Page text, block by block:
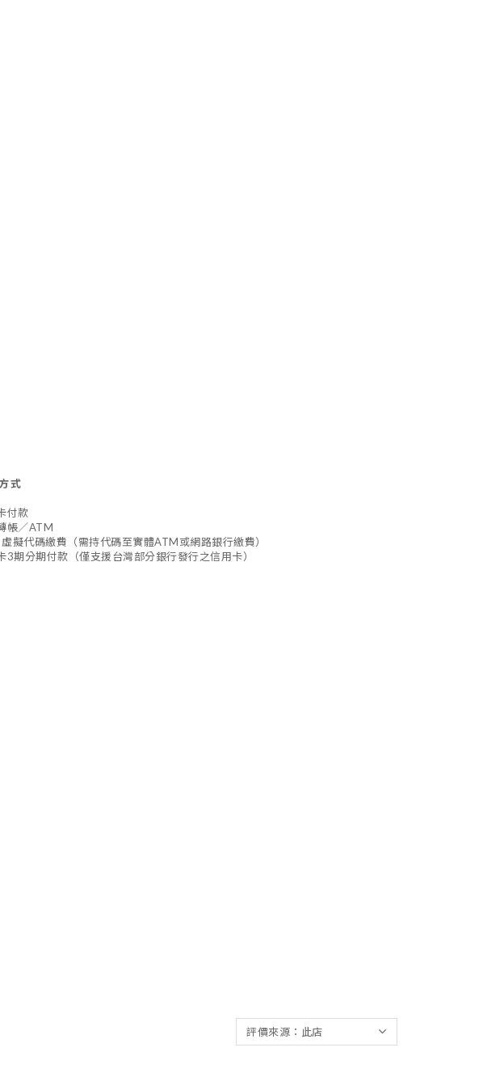
式
付款
帳／ATM
擬代碼繳費（需持代碼至實體ATM或網路銀行繳費）
3期分期付款（僅支援台灣部分銀行發行之信用卡）